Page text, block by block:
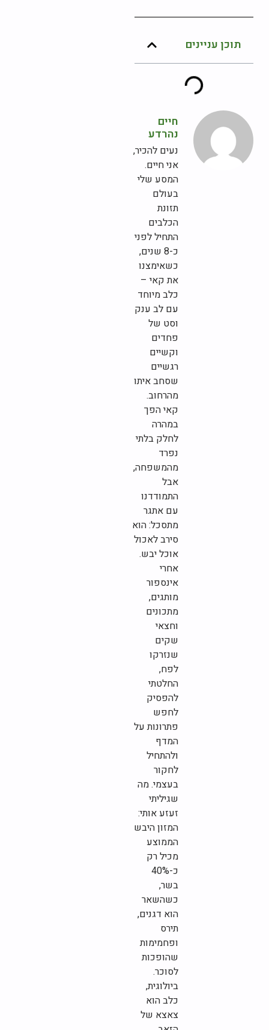
תוכן עניינים
חיים
נהרדע
נעים להכיר,
אני חיים.
המסע שלי
בעולם
תזונת
הכלבים
התחיל לפני
כ-8 שנים,
כשאימצנו
את קאי –
כלב מיוחד
עם לב ענק
וסט של
פחדים
וקשיים
רגשיים
שסחב איתו
מהרחוב.
קאי הפך
במהרה
לחלק בלתי
נפרד
מהמשפחה,
אבל
התמודדנו
עם אתגר
מתסכל: הוא
סירב לאכול
אוכל יבש.
אחרי
אינספור
מותגים,
מתכונים
וחצאי
שקים
שנזרקו
לפח,
החלטתי
להפסיק
לחפש
פתרונות על
המדף
ולהתחיל
לחקור
בעצמי. מה
שגיליתי
זעזע אותי:
המזון היבש
הממוצע
מכיל רק
כ-40%
בשר,
כשהשאר
הוא דגנים,
תירס
ופחמימות
שהופכות
לסוכר.
ביולוגית,
כלב הוא
צאצא של